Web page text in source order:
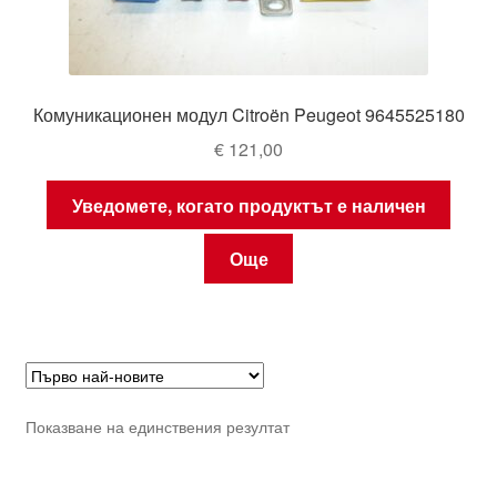
Комуникационен модул Citroën Peugeot 9645525180
€ 121,00
Уведомете, когато продуктът е наличен
Още
Показване на единствения резултат